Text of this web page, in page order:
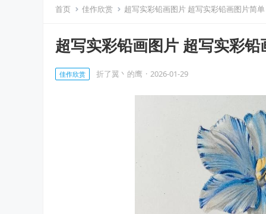
首页 佳作欣赏 超写实彩铅画图片 超写实彩铅画图片简单
超写实彩铅画图片 超写实彩铅
佳作欣赏 折了翼丶的鹰 · 2026-01-29